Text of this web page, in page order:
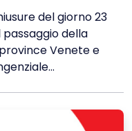
del giorno 23
della
Venete e